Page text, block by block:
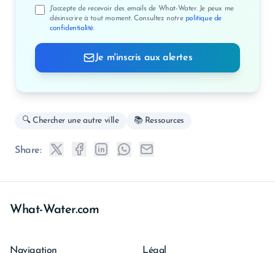
J'accepte de recevoir des emails de What-Water. Je peux me
désinscrire à tout moment. Consultez notre politique de
confidentialité.
Je m'inscris aux alertes
🔍 Chercher une autre ville 📚 Ressources
Share:
What-Water.com
Navigation Légal